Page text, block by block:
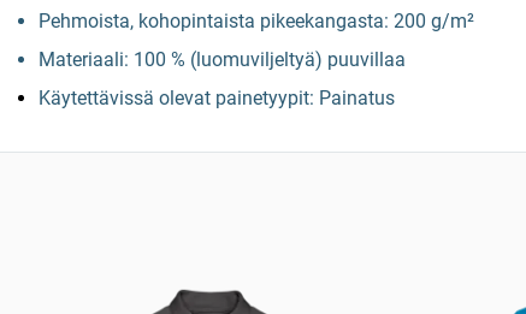
Pehmoista, kohopintaista pikeekangasta: 200 g/m²
Materiaali: 100 % (luomuviljeltyä) puuvillaa
Käytettävissä olevat painetyypit: Painatus